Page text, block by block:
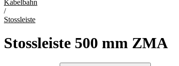
Kabelbahn
/
Stossleiste
Stossleiste 500 mm ZMA